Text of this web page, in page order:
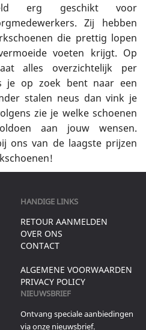
erg geschikt voor
Zij hebben
die prettig lopen
voeten krijgt. Op
alles overzichtelijk per
je op zoek bent naar een
stalen neus dan vink je
zie je welke schoenen
aan jouw wensen.
ons van de laagste prijzen
HANDIGE LINKS
RETOUR AANMELDEN
OVER ONS
CONTACT
ALGEMENE VOORWAARDEN
PRIVACY POLICY
NIEUWSBRIEF
Ontvang speciale aanbiedingen
via onze nieuwsbrief.